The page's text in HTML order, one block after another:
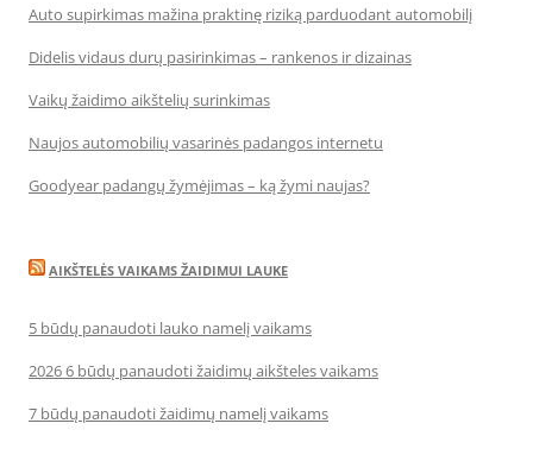
Auto supirkimas mažina praktinę riziką parduodant automobilį
Didelis vidaus durų pasirinkimas – rankenos ir dizainas
Vaikų žaidimo aikštelių surinkimas
Naujos automobilių vasarinės padangos internetu
Goodyear padangų žymėjimas – ką žymi naujas?
AIKŠTELĖS VAIKAMS ŽAIDIMUI LAUKE
5 būdų panaudoti lauko namelį vaikams
2026 6 būdų panaudoti žaidimų aikšteles vaikams
7 būdų panaudoti žaidimų namelį vaikams